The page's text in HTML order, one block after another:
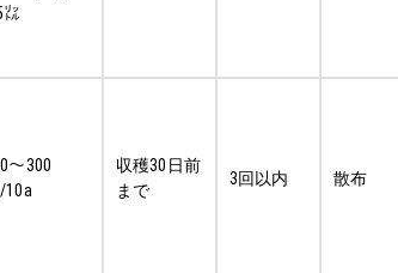
㍑
～300
10a
収穫30日前
まで
3回以内 散布